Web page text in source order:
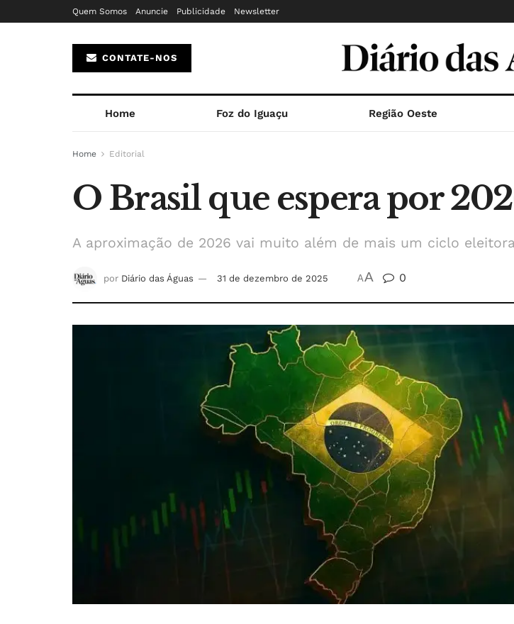
Quem Somos Anuncie Publicidade Newsletter
CONTATE-NOS
Home Foz do Iguaçu Região Oeste
Home Editorial
O Brasil que espera por
A aproximação de 2026 vai muito além de mais um ciclo
por Diário das Águas 31 de dezembro de 2025 AA 0